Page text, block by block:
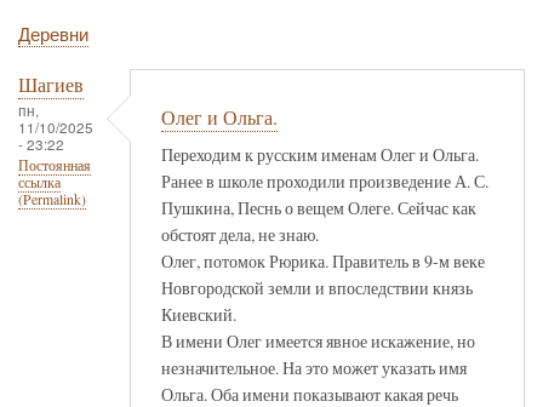
Деревни
Шагиев
пн,
11/10/2025
- 23:22
Постоянная
ссылка
(Permalink)
Олег и Ольга.
Переходим к русским именам Олег и Ольга.
Ранее в школе проходили произведение А. С.
Пушкина, Песнь о вещем Олеге. Сейчас как
обстоят дела, не знаю.
Олег, потомок Рюрика. Правитель в 9-м веке
Новгородской земли и впоследствии князь
Киевский.
В имени Олег имеется явное искажение, но
незначительное. На это может указать имя
Ольга. Оба имени показывают какая речь